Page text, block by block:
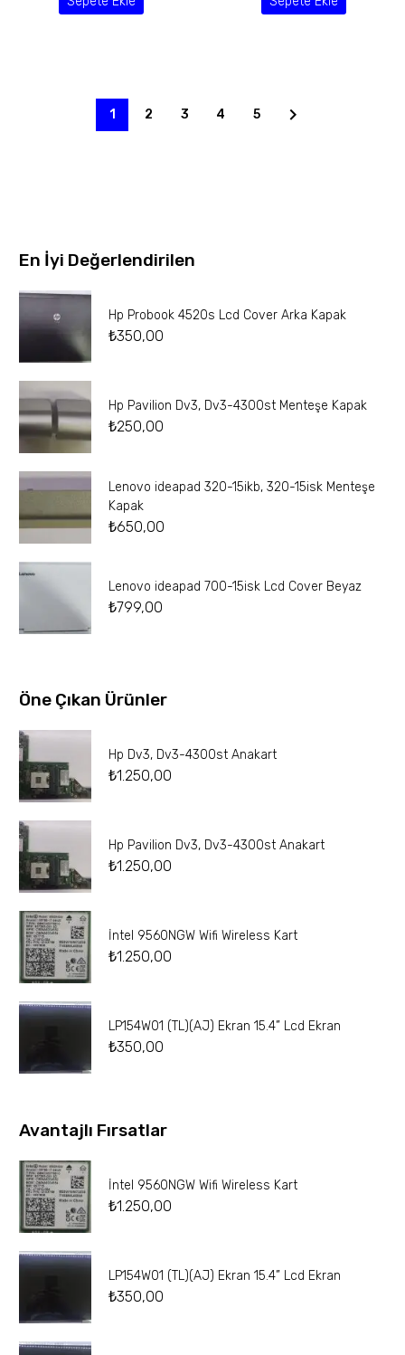
1 2 3 4 5
En İyi Değerlendirilen
Hp Probook 4520s Lcd Cover Arka Kapak
₺350,00
Hp Pavilion Dv3, Dv3-4300st Menteşe Kapak
₺250,00
Lenovo ideapad 320-15ikb, 320-15isk Menteşe
Kapak
₺650,00
Lenovo ideapad 700-15isk Lcd Cover Beyaz
₺799,00
Öne Çıkan Ürünler
Hp Dv3, Dv3-4300st Anakart
₺1.250,00
Hp Pavilion Dv3, Dv3-4300st Anakart
₺1.250,00
İntel 9560NGW Wifi Wireless Kart
₺1.250,00
LP154W01 (TL)(AJ) Ekran 15.4” Lcd Ekran
₺350,00
Avantajlı Fırsatlar
İntel 9560NGW Wifi Wireless Kart
₺1.250,00
LP154W01 (TL)(AJ) Ekran 15.4” Lcd Ekran
₺350,00